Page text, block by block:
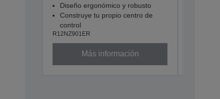
Diseño ergonómico y robusto
Construye tu propio centro de
control
R12NZ901ER
Más información